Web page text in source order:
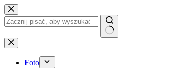
Przejdź
do
treści
Brak
wyników
Foto